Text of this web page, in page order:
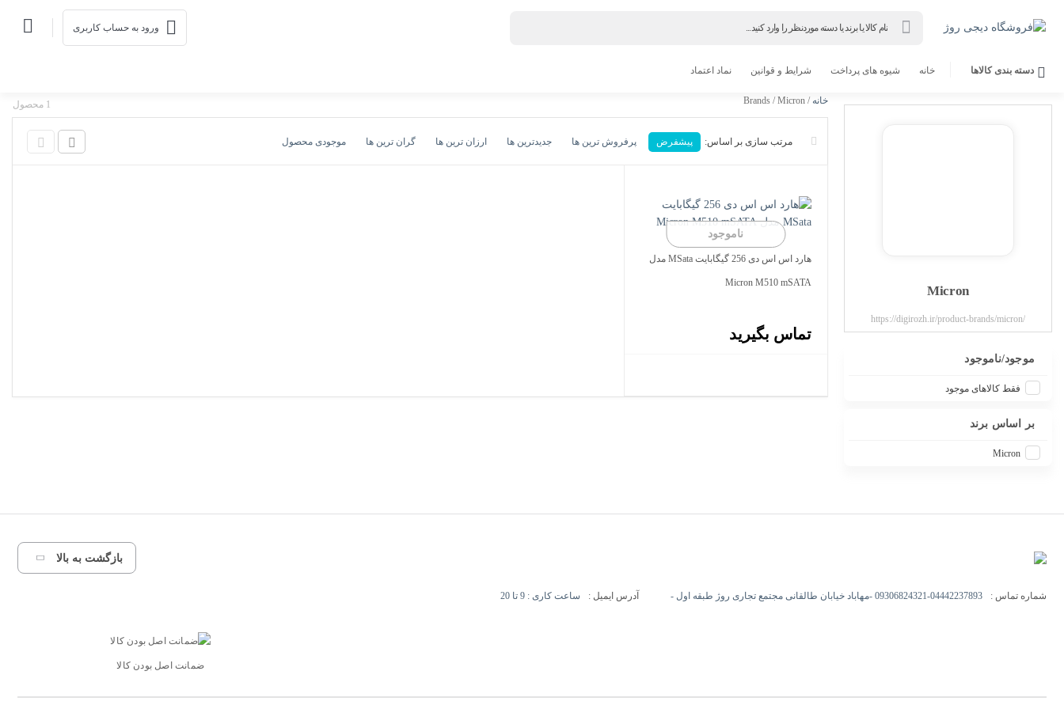
search
ورود به حساب کاربری
دسته بندی کالاها خانه شیوه های پرداخت شرایط و قوانین نماد اعتماد
Micron
https://digirozh.ir/product-brands/micron/
موجود/ناموجود
فقط کالاهای موجود
بر اساس برند
Micron
خانه / Brands / Micron 1 محصول
پیشفرض پرفروش ترین ها جدیدترین ها ارزان ترین ها گران ترین ها موجودی محصول
ناموجود
هارد اس اس دی 256 گیگابایت MSata مدل
Micron M510 mSATA
تماس بگیرید
بازگشت به بالا
شماره تماس : 09306824321-04442237893 -مهاباد خیابان طالقانی مجتمع تجاری روژ طبقه اول - آدرس ایمیل : ساعت کاری : 9 تا 20
ضمانت اصل بودن کالا